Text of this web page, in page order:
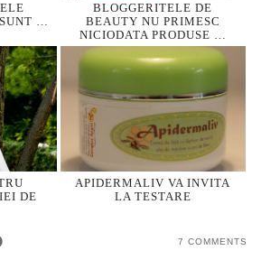
…
BLOGGERITELE DE
BEAUTY NU PRIMESC
NICIODATA PRODUSE …
DE
APIDERMALIV VA INVITA
LA TESTARE
7 COMMENTS